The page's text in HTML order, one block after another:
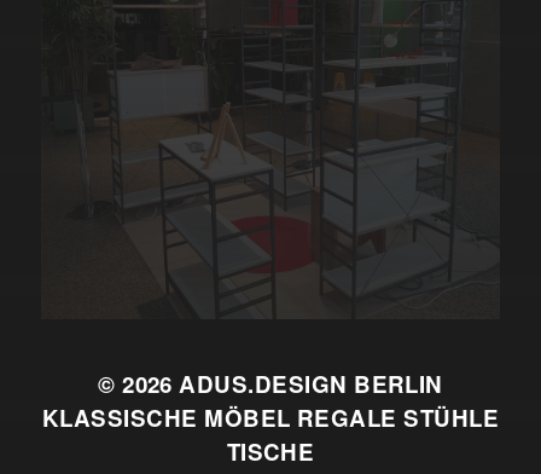
© 2026ADUS.DESIGN BERLIN
KLASSISCHE MÖBEL REGALE STÜHLE
TISCHE